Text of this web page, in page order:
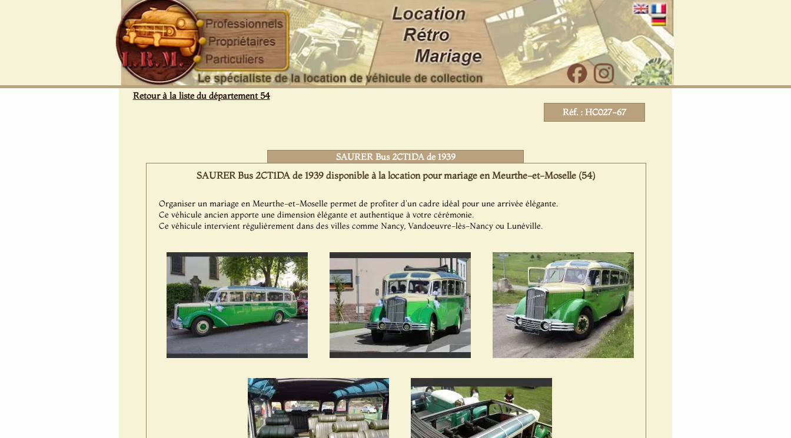
Retour à la liste du département 54
Réf. : HC027-67
SAURER Bus 2CT1DA de 1939
SAURER Bus 2CT1DA de 1939 disponible à la location pour mariage en Meurthe-et-Moselle (54)
Organiser un mariage en Meurthe-et-Moselle permet de profiter d'un cadre idéal pour une arrivée élégante.
Ce véhicule ancien apporte une dimension élégante et authentique à votre cérémonie.
Ce véhicule intervient régulièrement dans des villes comme Nancy, Vandoeuvre-lès-Nancy ou Lunéville.
Panneau de gestion des cookies